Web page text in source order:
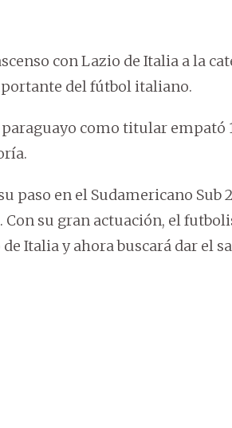
con Lazio de Italia a la
del fútbol italiano.
como titular empató
paso en el Sudamericano Sub
su gran actuación, el
Italia y ahora buscará dar el